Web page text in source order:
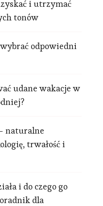
i utrzymać
tonów
odpowiedni
udane wakacje w
naturalne
trwałość i
i do czego go
dla